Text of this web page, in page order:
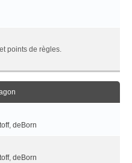
points de règles.
, deBorn
, deBorn